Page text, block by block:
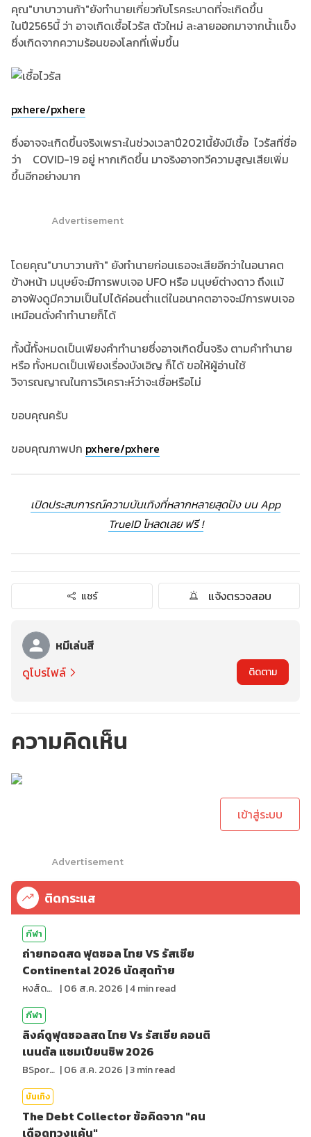
คุณ"บาบาวานก้า"ยังทำนายเกี่ยวกับโรคระบาดที่จะเกิดขึ้น
ในปี2565นี้ ว่า อาจเกิดเชื้อไวรัส ตัวใหม่ ละลายออกมาจากน้ำเเข็ง
ซึ่งเกิดจากความร้อนของโลกที่เพิ่มขึ้น
pxhere/pxhere
ซึ่งอาจจะเกิดขึ้นจริงเพราะในช่วงเวลาปี2021นี้ยังมีเชื้อ ไวรัสที่ชื่อ
ว่า COVID-19 อยู่ หากเกิดขึ้น มาจริงอาจทวีความสูญเสียเพิ่ม
ขึ้นอีกอย่างมาก
Advertisement
โดยคุณ"บาบาวานก้า" ยังทำนายก่อนเธอจะเสียอีกว่าในอนาคต
ข้างหน้า มนุษย์จะมีการพบเจอ UFO หรือ มนุษย์ต่างดาว ถึงเเม้
อาจฟังดูมีความเป็นไปได้ค่อนต่ำเเต่ในอนาคตอาจจะมีการพบเจอ
เหมือนดั่งคำทำนายก็ได้
ทั้งนี้ทั้งหมดเป็นเพียงคำทำนายซึ่งอาจเกิดขึ้นจริง ตามคำทำนาย
หรือ ทั้งหมดเป็นเพียงเรื่องบังเอิญ ก็ได้ ขอให้ผู้อ่านใช้
วิจารณญาณในการวิเคราะห์ว่าจะเชื่อหรือไม่
ขอบคุณครับ
ขอบคุณภาพปก pxhere/pxhere
เปิดประสบการณ์ความบันเทิงที่หลากหลายสุดปัง บน App
TrueID โหลดเลย ฟรี !
แชร์ แจ้งตรวจสอบ
หมีเล่นสี
ดูโปรไฟล์
ติดตาม
ความคิดเห็น
เข้าสู่ระบบ
Advertisement
ติดกระแส
กีฬา
ถ่ายทอดสด ฟุตซอล ไทย VS รัสเซีย
Continental 2026 นัดสุดท้าย
หงส์ดรุณ |06 ส.ค. 2026 |4min read
กีฬา
ลิงค์ดูฟุตซอลสด ไทย Vs รัสเซีย คอนติ
เนนตัล แชมเปียนชิพ 2026
BSports8 |06 ส.ค. 2026 |3min read
บันเทิง
The Debt Collector ข้อคิดจาก "คน
เดือดทวงแค้น"